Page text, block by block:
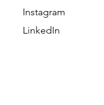
Instagram
LinkedIn